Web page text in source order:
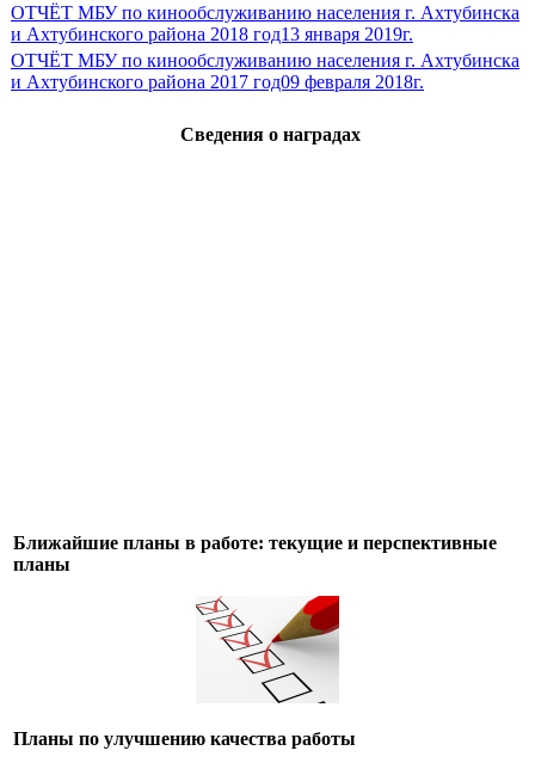
ОТЧЁТ МБУ по кинообслуживанию населения г. Ахтубинска
и Ахтубинского района 2018 год13 января 2019г.
ОТЧЁТ МБУ по кинообслуживанию населения г. Ахтубинска
и Ахтубинского района 2017 год09 февраля 2018г.
Сведения о наградах
Ближайшие планы в работе: текущие и перспективные
планы
Планы по улучшению качества работы